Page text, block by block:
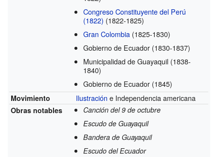
Congreso Constituyente del Perú
(1822) (1822-1825)
Gran Colombia (1825-1830)
Gobierno de Ecuador (1830-1837)
Municipalidad de Guayaquil (1838-
1840)
Gobierno de Ecuador (1845)
Movimiento Ilustración e Independencia americana
Obras notables
Canción del 9 de octubre
Escudo de Guayaquil
Bandera de Guayaquil
Escudo del Ecuador